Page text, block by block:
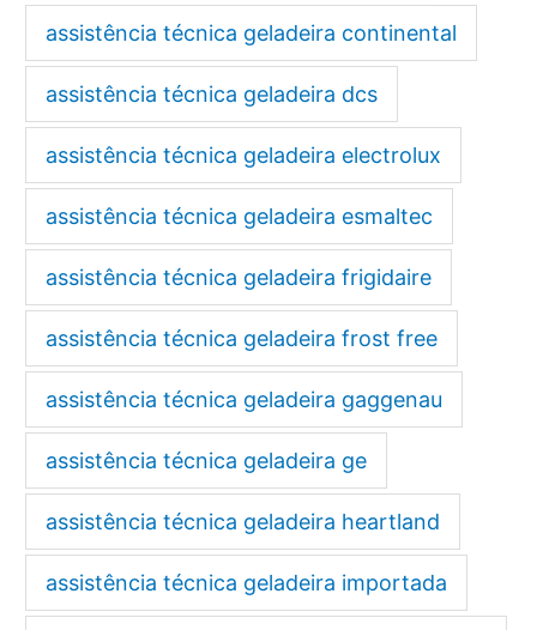
assistência técnica geladeira continental
assistência técnica geladeira dcs
assistência técnica geladeira electrolux
assistência técnica geladeira esmaltec
assistência técnica geladeira frigidaire
assistência técnica geladeira frost free
assistência técnica geladeira gaggenau
assistência técnica geladeira ge
assistência técnica geladeira heartland
assistência técnica geladeira importada